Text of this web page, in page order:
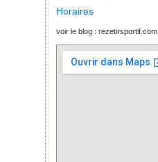
Horaires
voir le blog : rezetirsportif.com